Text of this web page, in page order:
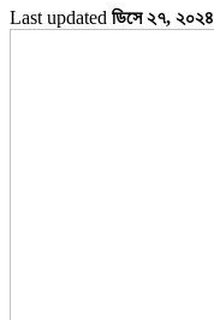
Last updated ডিসে ২৭, ২০২৪